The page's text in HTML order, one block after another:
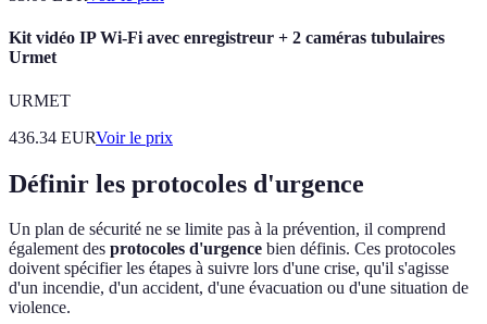
Kit vidéo IP Wi-Fi avec enregistreur + 2 caméras tubulaires
Urmet
URMET
436.34 EURVoir le prix
Définir les protocoles d'urgence
Un plan de sécurité ne se limite pas à la prévention, il comprend
également des protocoles d'urgence bien définis. Ces protocoles
doivent spécifier les étapes à suivre lors d'une crise, qu'il s'agisse
d'un incendie, d'un accident, d'une évacuation ou d'une situation de
violence.